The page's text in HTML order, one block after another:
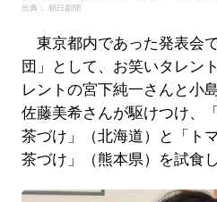
出典： 朝日新聞
東京都内であった発表会
団」として、お笑いタレン
レントの宮下純一さんと小
佐藤美希さんが駆けつけ、
茶づけ」（北海道）と「ト
茶づけ」（熊本県）を試食